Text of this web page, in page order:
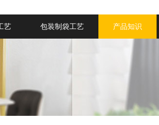
艺 包装制袋工艺 产品知识